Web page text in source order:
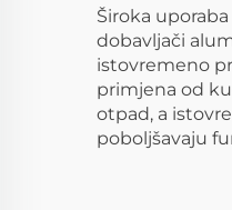
Široka
dobavljači
istovremeno
primjena od
otpad, a
poboljšavaju